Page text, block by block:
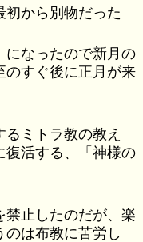
初から別物だった
になったので新月の
のすぐ後に正月が来
ミトラ教の教え
復活する、「神様の
禁止したのだが、楽
のは布教に苦労し